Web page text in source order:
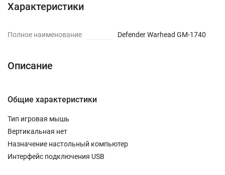
Характеристики
Полное наименование Defender Warhead GM-1740
Описание
Общие характеристики
Тип игровая мышь
Вертикальная нет
Назначение настольный компьютер
Интерфейс подключения USB